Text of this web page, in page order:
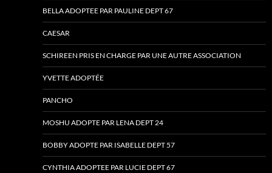
BELLA ADOPTEE PAR PAULINE DEPT 67
CAESAR
SCHIREEN PRIS EN CHARGE PAR UNE AUTRE ASSOCIATION
YVETTE ADOPTÉE
PANCHO
MOSHU ADOPTE PAR LENA DEPT 24
BOBBY ADOPTE PAR ISABELLE DEPT 57
CYNTHIA ADOPTEE PAR LUCIE DEPT 67